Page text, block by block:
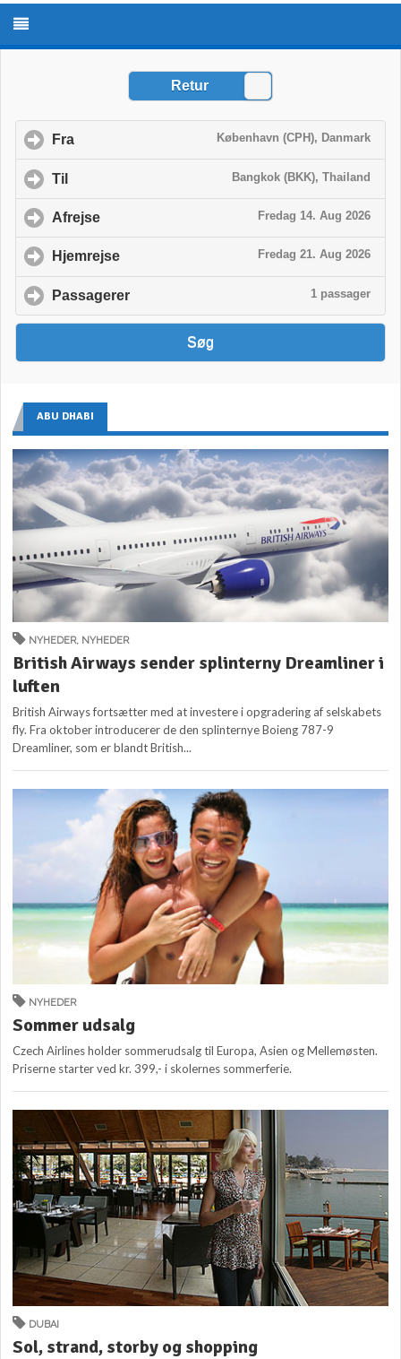
ABU DHABI
NYHEDER, NYHEDER
British Airways sender splinterny Dreamliner i
luften
British Airways fortsætter med at investere i opgradering af selskabets
fly. Fra oktober introducerer de den splinternye Boieng 787-9
Dreamliner, som er blandt British...
NYHEDER
Sommer udsalg
Czech Airlines holder sommerudsalg til Europa, Asien og Mellemøsten.
Priserne starter ved kr. 399,- i skolernes sommerferie.
DUBAI
Sol, strand, storby og shopping